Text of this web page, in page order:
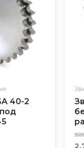
40-2